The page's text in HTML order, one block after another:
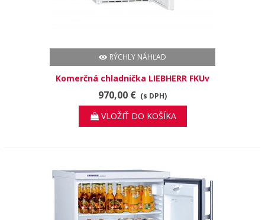
RÝCHLY NÁHĽAD
Komerčná chladnička LIEBHERR FKUv
1610
970,00 € (s DPH)
VLOŽIŤ DO KOŠÍKA